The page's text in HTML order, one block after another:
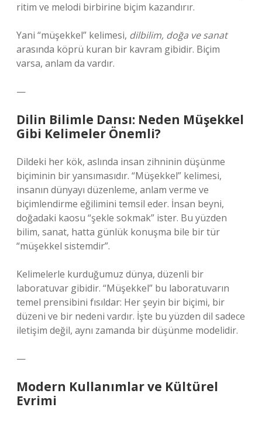
ritim ve melodi birbirine biçim kazandırır.
Yani “müşekkel” kelimesi, dilbilim, doğa ve sanat
arasında köprü kuran bir kavram gibidir. Biçim
varsa, anlam da vardır.
—
Dilin Bilimle Dansı: Neden Müşekkel
Gibi Kelimeler Önemli?
Dildeki her kök, aslında insan zihninin düşünme
biçiminin bir yansımasıdır. “Müşekkel” kelimesi,
insanın dünyayı düzenleme, anlam verme ve
biçimlendirme eğilimini temsil eder. İnsan beyni,
doğadaki kaosu “şekle sokmak” ister. Bu yüzden
bilim, sanat, hatta günlük konuşma bile bir tür
“müşekkel sistemdir”.
Kelimelerle kurduğumuz dünya, düzenli bir
laboratuvar gibidir. “Müşekkel” bu laboratuvarın
temel prensibini fısıldar: Her şeyin bir biçimi, bir
düzeni ve bir nedeni vardır. İşte bu yüzden dil sadece
iletişim değil, aynı zamanda bir düşünme modelidir.
—
Modern Kullanımlar ve Kültürel
Evrimi